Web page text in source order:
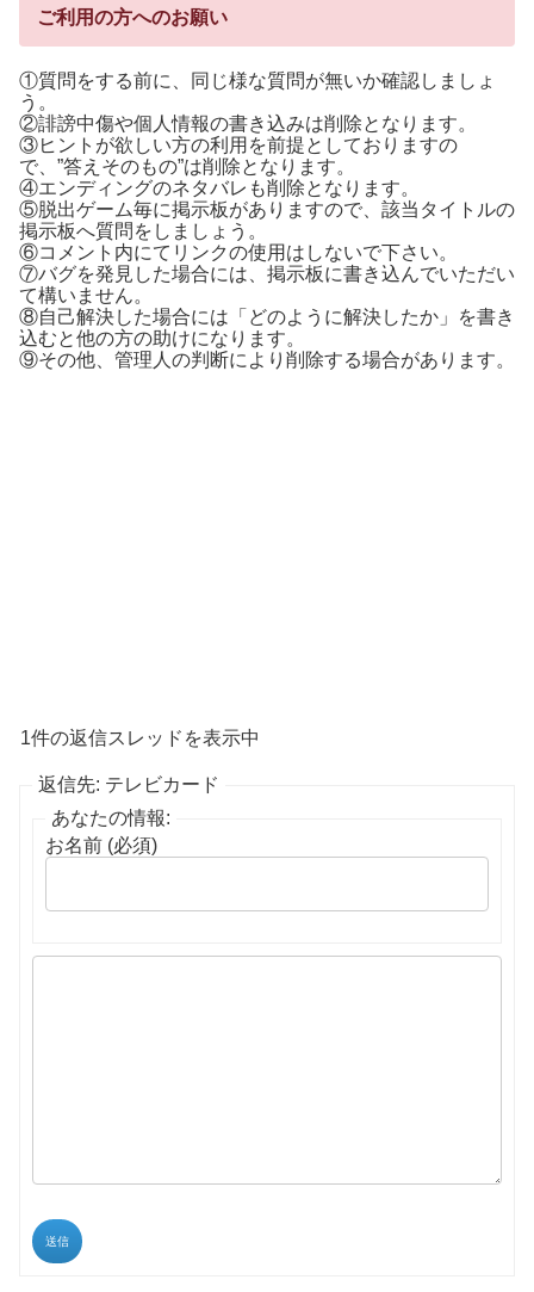
ご利用の方へのお願い
①質問をする前に、同じ様な質問が無いか確認しましょ
う。
②誹謗中傷や個人情報の書き込みは削除となります。
③ヒントが欲しい方の利用を前提としておりますの
で、”答えそのもの”は削除となります。
④エンディングのネタバレも削除となります。
⑤脱出ゲーム毎に掲示板がありますので、該当タイトルの
掲示板へ質問をしましょう。
⑥コメント内にてリンクの使用はしないで下さい。
⑦バグを発見した場合には、掲示板に書き込んでいただい
て構いません。
⑧自己解決した場合には「どのように解決したか」を書き
込むと他の方の助けになります。
⑨その他、管理人の判断により削除する場合があります。
1件の返信スレッドを表示中
返信先: テレビカード
あなたの情報:
お名前 (必須)
送信